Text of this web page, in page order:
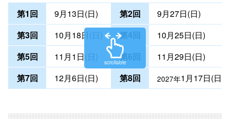
第1回
9月13日(日) 第2回
9月27日(日)
第3回
10月18日(日) 第4回
10月25日(日)
第5回
11月1日(日) 第6回
11月29日(日)
第7回
12月6日(日) 第8回 2027年1月17日(日)
scrollable